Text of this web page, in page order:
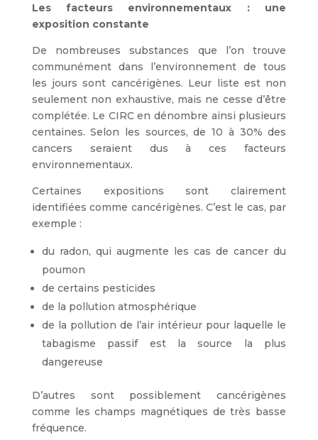
Les facteurs environnementaux : une
exposition constante
De nombreuses substances que l’on trouve
communément dans l’environnement de tous
les jours sont cancérigènes. Leur liste est non
seulement non exhaustive, mais ne cesse d’être
complétée. Le CIRC en dénombre ainsi plusieurs
centaines. Selon les sources, de 10 à 30% des
cancers seraient dus à ces facteurs
environnementaux.
Certaines expositions sont clairement
identifiées comme cancérigènes. C’est le cas, par
exemple :
du radon, qui augmente les cas de cancer du
poumon
de certains pesticides
de la pollution atmosphérique
de la pollution de l’air intérieur pour laquelle le
tabagisme passif est la source la plus
dangereuse
D’autres sont possiblement cancérigènes
comme les champs magnétiques de très basse
fréquence.